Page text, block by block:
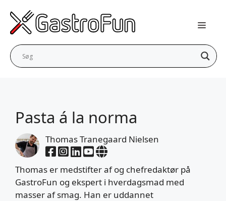
indhold
Pasta á la norma
Thomas Tranegaard Nielsen
Thomas er medstifter af og chefredaktør på
GastroFun og ekspert i hverdagsmad med
masser af smag. Han er uddannet